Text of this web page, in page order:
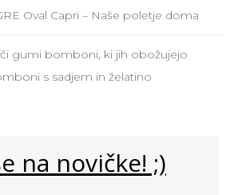
Oval Capri – Naše poletje doma
gumi bomboni, ki jih obožujejo
s sadjem in želatino
na novičke! ;)